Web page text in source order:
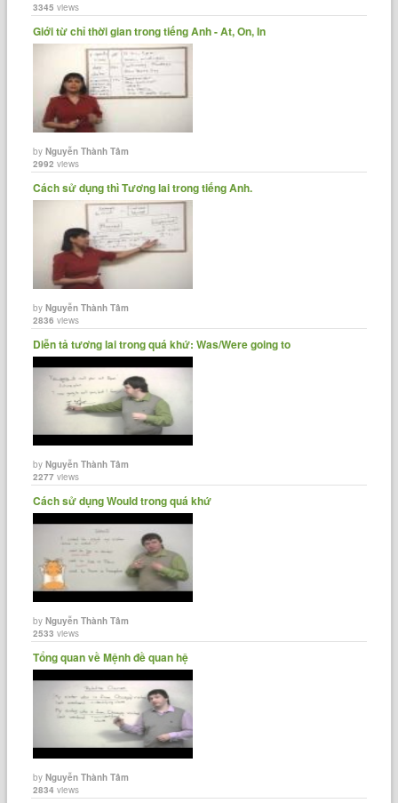
3345 views
Giới từ chỉ thời gian trong tiếng Anh - At, On, In
byNguyễn Thành Tâm
2992 views
Cách sử dụng thì Tương lai trong tiếng Anh.
byNguyễn Thành Tâm
2836 views
Diễn tả tương lai trong quá khứ: Was/Were going to
byNguyễn Thành Tâm
2277 views
Cách sử dụng Would trong quá khứ
byNguyễn Thành Tâm
2533 views
Tổng quan về Mệnh đề quan hệ
byNguyễn Thành Tâm
2834 views